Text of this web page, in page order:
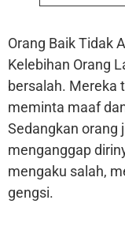
Orang Baik Tidak
Kelebihan Orang
bersalah. Mereka
meminta maaf
Sedangkan orang
menganggap
mengaku salah,
gengsi.